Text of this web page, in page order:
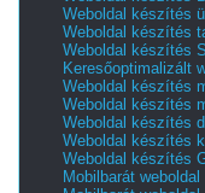
Weboldal készítés
Weboldal készítés
Weboldal készítés
Keresőoptimalizált
Weboldal készítés
Weboldal készítés
Weboldal készítés
Weboldal készítés
Weboldal készítés
Mobilbarát